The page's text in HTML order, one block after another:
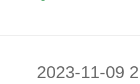
2023-11-09